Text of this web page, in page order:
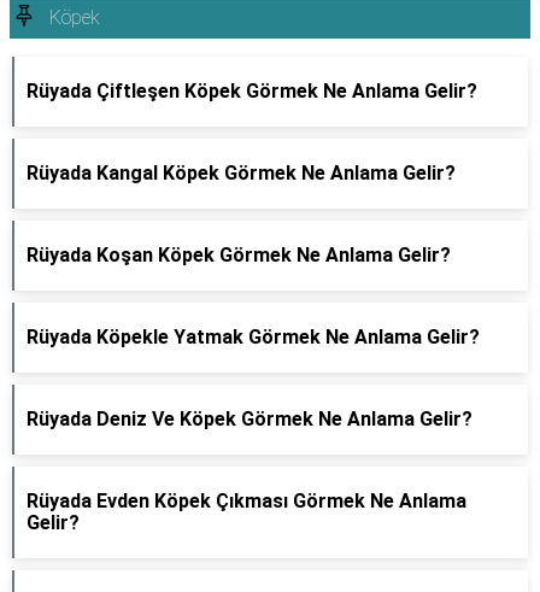
Köpek
Rüyada Çiftleşen Köpek Görmek Ne Anlama Gelir?
Rüyada Kangal Köpek Görmek Ne Anlama Gelir?
Rüyada Koşan Köpek Görmek Ne Anlama Gelir?
Rüyada Köpekle Yatmak Görmek Ne Anlama Gelir?
Rüyada Deniz Ve Köpek Görmek Ne Anlama Gelir?
Rüyada Evden Köpek Çıkması Görmek Ne Anlama
Gelir?